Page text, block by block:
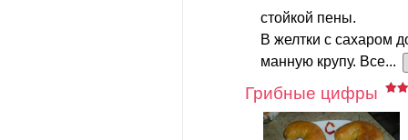
стойкой пены.
В желтки с сахаром
манную крупу. Все...
Грибные цифры